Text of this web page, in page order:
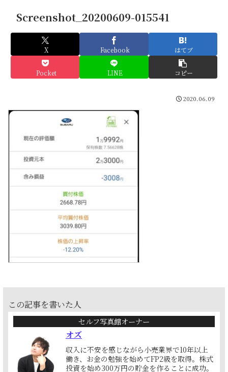
Screenshot_20200609-015541
X Facebook はてブ
Pocket LINE コピー
2020.06.09
この記事を書いた人
セルフ写真館オーナー
オズ
収入に不安を感じながら小売業界で10年以上
働き、お金の勉強を始めてFP2級を取得。株式
投資を始め300万円の貯金を作ることに成功。